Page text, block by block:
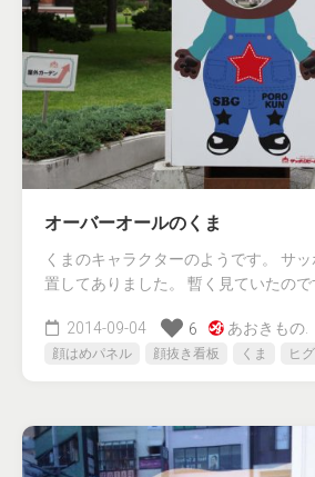
オーバーオールのくま
くまのキャラクターのようです。 サ
置してありました。 暫く見ていたので
2014-09-04 6 あおきもの.
顔はめパネル 顔抜き看板 くま ヒ